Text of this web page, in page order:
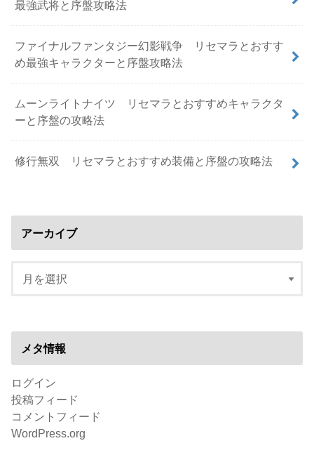
最強武将と序盤攻略法
ファイナルファンタジー幻影戦争 リセマラとおすす
め最強キャラクターと序盤攻略法
ムーンライトナイツ リセマラとおすすめキャラクタ
ーと序盤の攻略法
修行無双 リセマラとおすすめ装備と序盤の攻略法
アーカイブ
メタ情報
ログイン
投稿フィード
コメントフィード
WordPress.org